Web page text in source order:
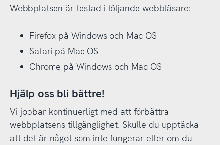
Webbplatsen är testad i följande webbläsare:
Firefox på Windows och Mac OS
Safari på Mac OS
Chrome på Windows och Mac OS
Hjälp oss bli bättre!
Vi jobbar kontinuerligt med att förbättra
webbplatsens tillgänglighet. Skulle du upptäcka
att det är något som inte fungerar eller om du